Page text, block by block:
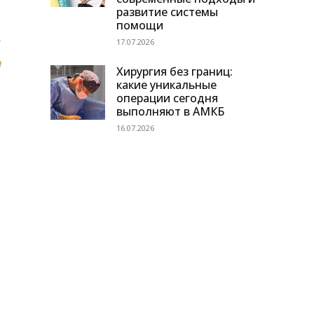
развитие системы
помощи
17.07.2026
Хирургия без границ:
какие уникальные
операции сегодня
выполняют в АМКБ
16.07.2026